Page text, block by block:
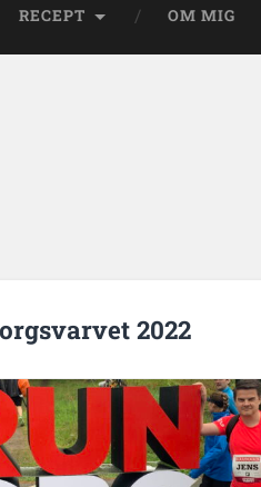
RECEPT OM MIG
2022